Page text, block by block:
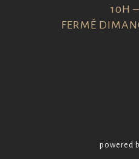
10H
FERMÉ
powered